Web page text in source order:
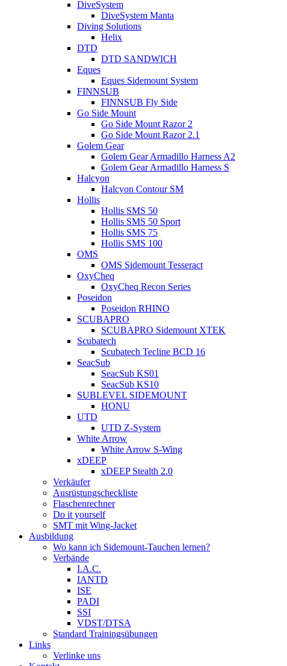
DiveSystem
DiveSystem Manta
Diving Solutions
Helix
DTD
DTD SANDWICH
Eques
Eques Sidemount System
FINNSUB
FINNSUB Fly Side
Go Side Mount
Go Side Mount Razor 2
Go Side Mount Razor 2.1
Golem Gear
Golem Gear Armadillo Harness A2
Golem Gear Armadillo Harness S
Halcyon
Halcyon Contour SM
Hollis
Hollis SMS 50
Hollis SMS 50 Sport
Hollis SMS 75
Hollis SMS 100
OMS
OMS Sidemount Tesseract
OxyCheq
OxyCheq Recon Series
Poseidon
Poseidon RHINO
SCUBAPRO
SCUBAPRO Sidemount XTEK
Scubatech
Scubatech Tecline BCD 16
SeacSub
SeacSub KS01
SeacSub KS10
SUBLEVEL SIDEMOUNT
HONU
UTD
UTD Z-System
White Arrow
White Arrow S-Wing
xDEEP
xDEEP Stealth 2.0
Verkäufer
Ausrüstungscheckliste
Flaschenrechner
Do it yourself
SMT mit Wing-Jacket
Ausbildung
Wo kann ich Sidemount-Tauchen lernen?
Verbände
I.A.C.
IANTD
ISE
PADI
SSI
VDST/DTSA
Standard Trainingsübungen
Links
Verlinke uns